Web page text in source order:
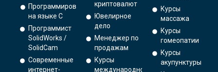
Программирование
на языке С
Программист
SolidWorks /
SolidCam
Современные
интернет-
криптовалют
Ювелирное
дело
Менеджер по
продажам
Курсы
международной
Курсы
массажа
Курсы
гомеопатии
Курсы
акупунктуры